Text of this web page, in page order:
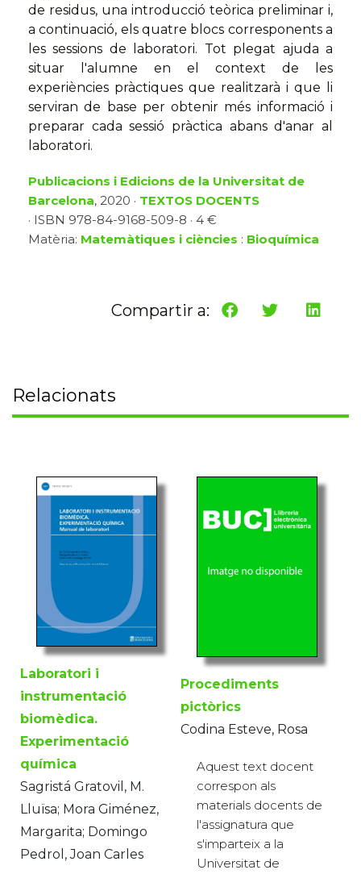
de residus, una introducció teòrica preliminar i,
a continuació, els quatre blocs corresponents a
les sessions de laboratori. Tot plegat ajuda a
situar l'alumne en el context de les
experiències pràctiques que realitzarà i que li
serviran de base per obtenir més informació i
preparar cada sessió pràctica abans d'anar al
laboratori.
Publicacions i Edicions de la Universitat de
Barcelona, 2020 · TEXTOS DOCENTS
· ISBN 978-84-9168-509-8 · 4 €
Matèria: Matemàtiques i ciències : Bioquímica
Compartir a:
Relacionats
Laboratori i
instrumentació
biomèdica.
Experimentació
química
Sagristá Gratovil, M.
Lluïsa; Mora Giménez,
Margarita; Domingo
Pedrol, Joan Carles
Procediments
pictòrics
Codina Esteve, Rosa
Aquest text docent
correspon als
materials docents de
l'assignatura que
s'imparteix a la
Universitat de